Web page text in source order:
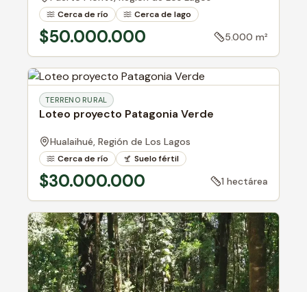
Cerca de río
Cerca de lago
Bosque nativo
$50.000.000 5.000 m²
TERRENO RURAL
Loteo proyecto Patagonia Verde
Hualaihué, Región de Los Lagos
Cerca de río
Suelo fértil
Cerca de pueblo
$30.000.000 1 hectárea